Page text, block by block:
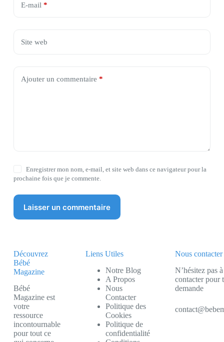
E-mail *
Site web
Ajouter un commentaire *
Enregistrer mon nom, e-mail, et site web dans ce navigateur pour la
prochaine fois que je commente.
Laisser un commentaire
Découvrez
Bébé
Magazine
Bébé
Magazine est
votre
ressource
incontournable
pour tout ce
Liens Utiles
Notre Blog
A Propos
Nous
Contacter
Politique des
Cookies
Politique de
confidentialité
Nous contacter
N’hésitez pas
contacter pour
demande